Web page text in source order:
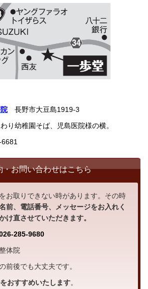
長野市大豆島1919-3
り幼稚園そば、児島医院様の横。
・お問い合わせはこちら
お取りできない時があります。その時
前、電話番号、メッセージをお入れく
け直させていただきます。
285-9680
体院
前後でも大丈夫です。
をおすすめいたします。